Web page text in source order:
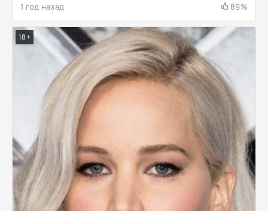
1 год назад 89%
18+